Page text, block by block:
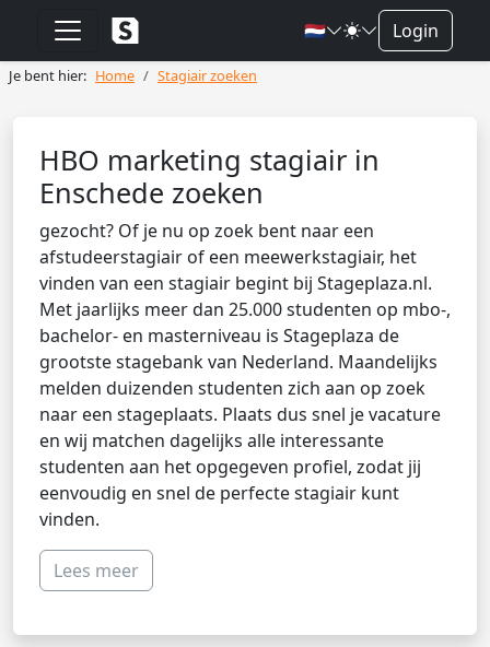
🇳🇱 Login
Je bent hier: Home Stagiair zoeken
HBO marketing stagiair in
Enschede zoeken
gezocht? Of je nu op zoek bent naar een
afstudeerstagiair of een meewerkstagiair, het
vinden van een stagiair begint bij Stageplaza.nl.
Met jaarlijks meer dan 25.000 studenten op mbo-,
bachelor- en masterniveau is Stageplaza de
grootste stagebank van Nederland. Maandelijks
melden duizenden studenten zich aan op zoek
naar een stageplaats. Plaats dus snel je vacature
en wij matchen dagelijks alle interessante
studenten aan het opgegeven profiel, zodat jij
eenvoudig en snel de perfecte stagiair kunt
vinden.
Lees meer